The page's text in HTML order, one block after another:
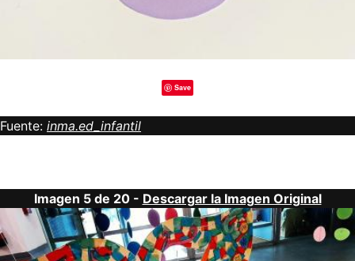
Save
Fuente: inma.ed_infantil
Imagen 5 de 20 - Descargar la Imagen Original